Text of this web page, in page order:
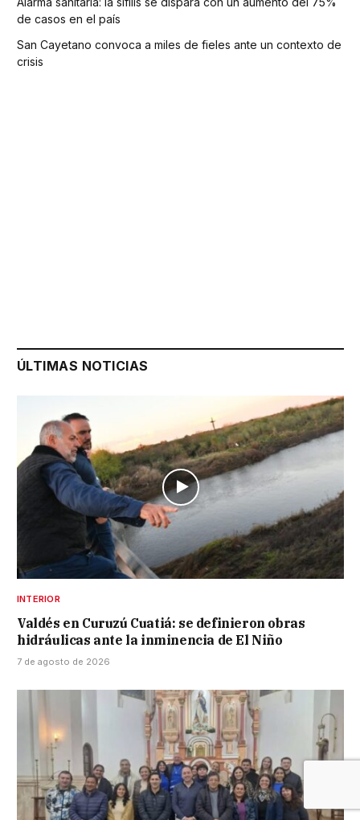
de casos en el país
San Cayetano convoca a miles de fieles ante un contexto de
crisis
ÚLTIMAS NOTICIAS
INTERIOR
Valdés en Curuzú Cuatiá: se definieron obras
hidráulicas ante la inminencia de El Niño
7 de agosto de 2026